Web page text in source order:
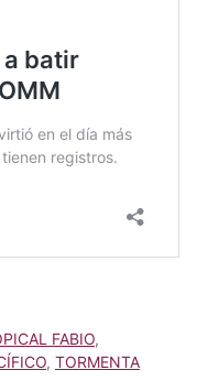
Civil
FABIO,
, TORMENTA